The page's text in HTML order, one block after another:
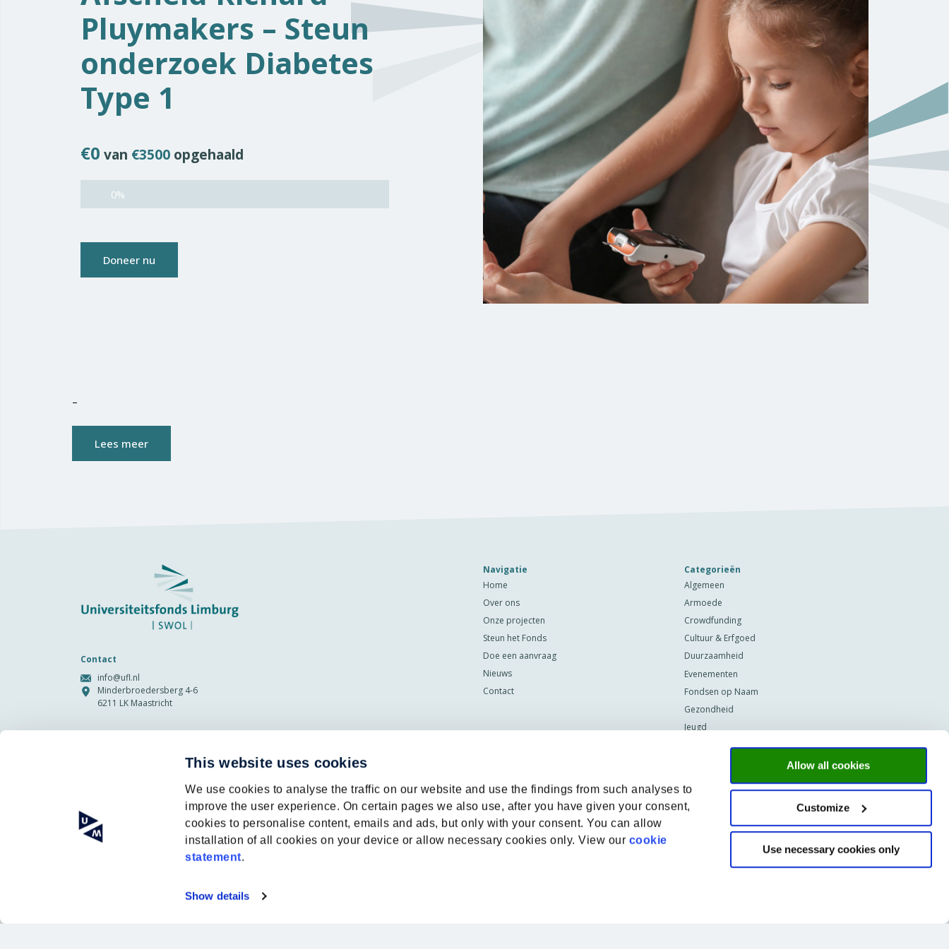
This website uses cookies
We use cookies to analyse the traffic on our website and use the findings from such analyses to
improve the user experience. On certain pages we also use, after you have given your consent,
cookies to personalise content, emails and ads, but only with your consent. You can allow
installation of all cookies on your device or allow necessary cookies only. View our cookie
statement.
Show details
Allow all cookies
Customize
Use necessary cookies only
Pluymakers – Steun
onderzoek Diabetes
Type 1
€0 van €3500 opgehaald
0%
Doneer nu
–
Lees meer
Contact
info@ufl.nl
Minderbroedersberg 4-6
6211 LK Maastricht
Meld je aan bij onze nieuwsbrief
Privacy
(Vereist)
Ik ga akkoord met de opslag en
behandeling van mijn gegevens
door deze site. -
Privacybeleid *
Navigatie
Home
Over ons
Onze projecten
Steun het Fonds
Doe een aanvraag
Nieuws
Contact
Categorieën
Algemeen
Armoede
Crowdfunding
Cultuur & Erfgoed
Duurzaamheid
Evenementen
Fondsen op Naam
Gezondheid
Jeugd
Mentale gezondheid
Programma's
Studiebeurzen
Technologie